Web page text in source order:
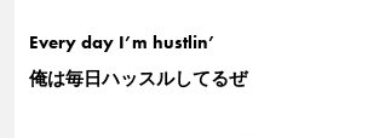
Every day I’m hustlin’
俺は毎日ハッスルしてるぜ